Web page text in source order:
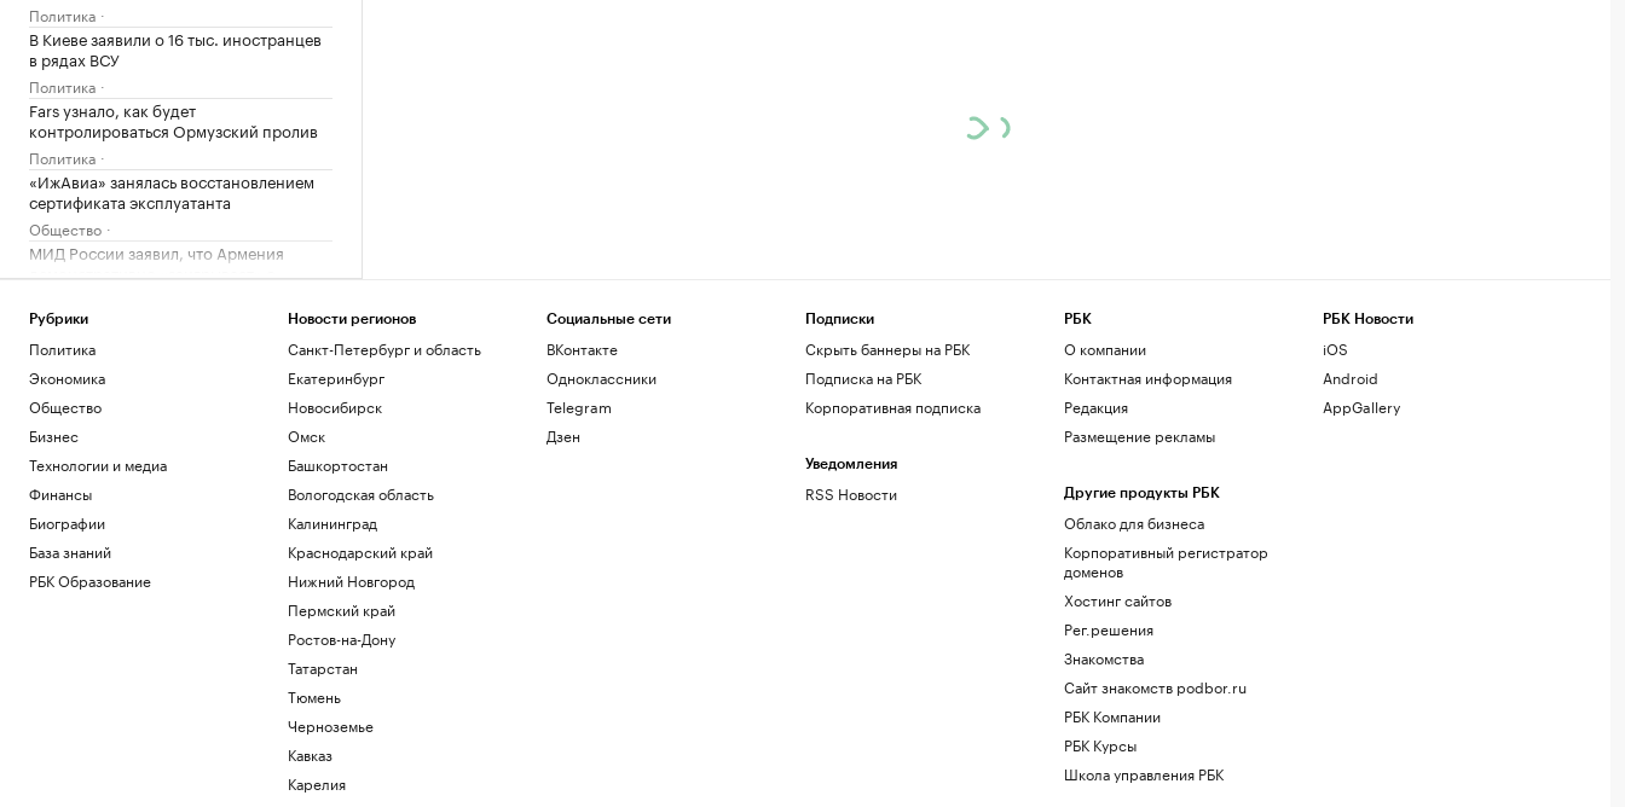
Политика
В Киеве заявили о 16 тыс. иностранцев
в рядах ВСУ
Политика
Fars узнало, как будет
контролироваться Ормузский пролив
Политика
«ИжАвиа» занялась восстановлением
сертификата эксплуатанта
Общество
МИД России заявил, что Армения
демонстративно «заигрывает» с
Политика
Зачем инвестировать в торговые
РБК и ПИК Серия плюс
Как принять квартиру в новостройке и
не пропустить дефекты
РБК Компании
Минобороны показало удар «Гераней»
по локомотиву и подстанции ВСУ
Политика
Александрова первой вышла в
четвертый круг «тысячника» WTA в
Рубрики
Политика
Экономика
Общество
Бизнес
Технологии и медиа
Финансы
Биографии
База знаний
РБК Образование
Новости регионов
Санкт-Петербург и область
Екатеринбург
Новосибирск
Омск
Башкортостан
Вологодская область
Калининград
Краснодарский край
Нижний Новгород
Пермский край
Ростов-на-Дону
Татарстан
Тюмень
Черноземье
Кавказ
Карелия
Социальные сети
ВКонтакте
Одноклассники
Telegram
Дзен
Подписки
Скрыть баннеры на РБК
Подписка на РБК
Корпоративная подписка
Уведомления
RSS Новости
РБК
О компании
Контактная информация
Редакция
Размещение рекламы
Другие продукты РБК
Облако для бизнеса
Корпоративный регистратор
доменов
Хостинг сайтов
Рег.решения
Знакомства
Сайт знакомств podbor.ru
РБК Компании
РБК Курсы
Школа управления РБК
РБК Новости
iOS
Android
AppGallery